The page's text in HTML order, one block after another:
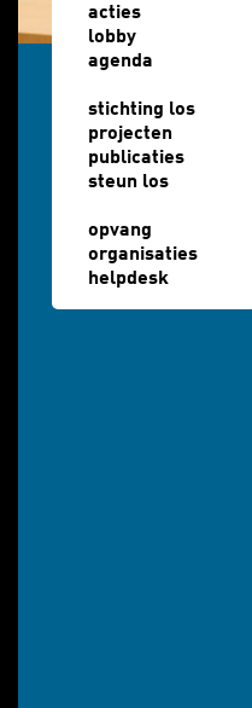
acties
lobby
agenda
stichting los
projecten
publicaties
steun los
opvang
organisaties
helpdesk